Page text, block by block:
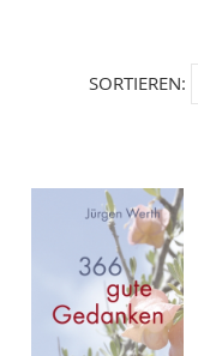
SORTIEREN: